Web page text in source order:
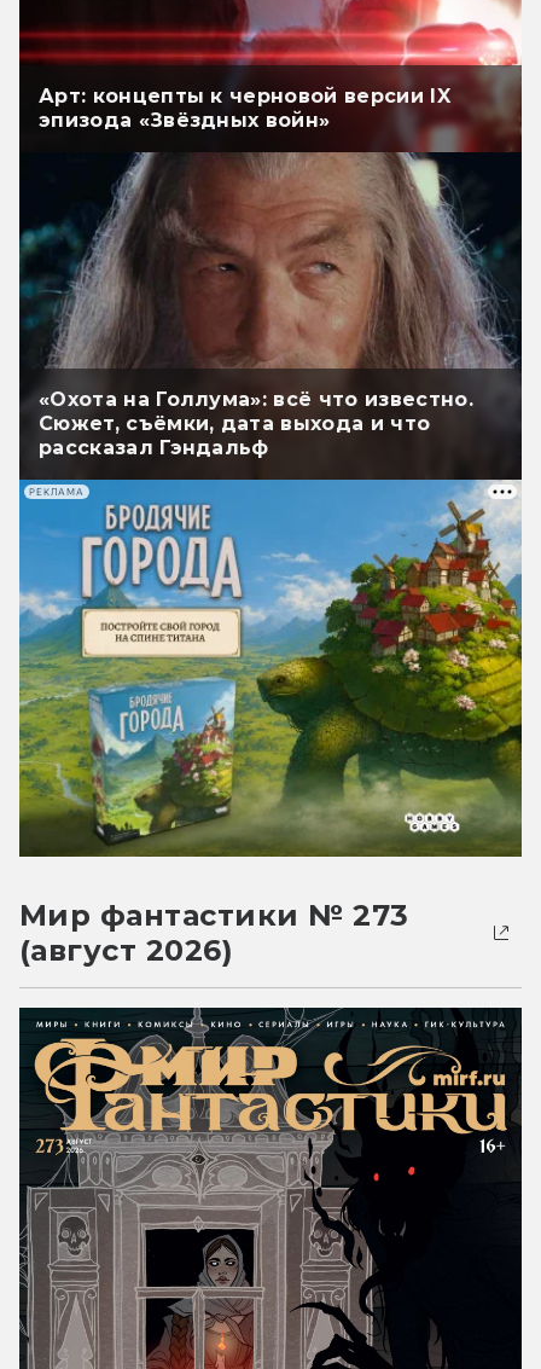
Арт: концепты к черновой версии IX
эпизода «Звёздных войн»
«Охота на Голлума»: всё что известно.
Сюжет, съёмки, дата выхода и что
рассказал Гэндальф
РЕКЛАМА
Мир фантастики № 273
(август 2026)